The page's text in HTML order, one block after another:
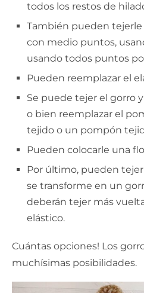
todos los restos de
También pueden tejerle
con medio puntos,
usando todos puntos
Pueden reemplazar el
Se puede tejer el gorro
o bien reemplazar el
tejido o un pompón
Pueden colocarle una
Por último, pueden
se transforme en un
deberán tejer más
elástico.
Cuántas opciones! Los
muchísimas posibilidades.